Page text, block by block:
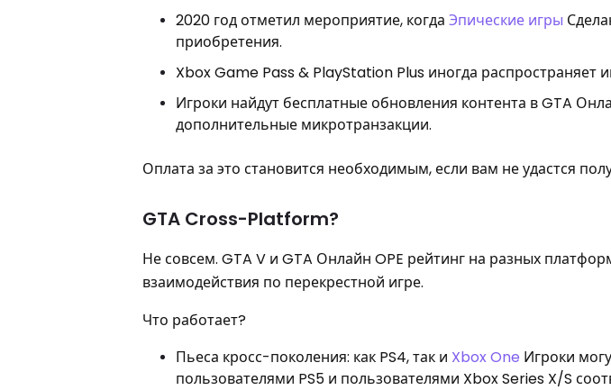
2020 год отметил мероприятие, когдаЭпические игры
приобретения.
Xbox Game Pass & PlayStation Plus иногда распространяет
Игроки найдут бесплатные обновления контента в GTA
дополнительные микротранзакции.
Оплата за это становится необходимым, если вам не удастся
GTA Cross-Platform?
Не совсем. GTA V и GTA Онлайн OPE рейтинг на разных
взаимодействия по перекрестной игре.
Что работает?
Пьеса кросс-поколения: как PS4, так и Xbox One Игроки
пользователями PS5 и пользователями Xbox Series X/S